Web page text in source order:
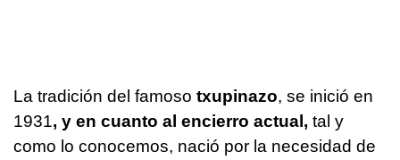
La tradición del famoso txupinazo, se inició en
1931, y en cuanto al encierro actual, tal y
como lo conocemos, nació por la necesidad de